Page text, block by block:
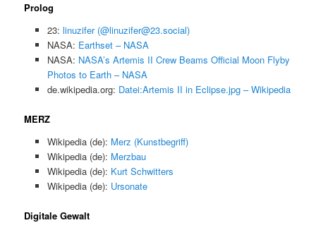
Prolog
23: linuzifer (@linuzifer@23.social)
NASA: Earthset – NASA
NASA: NASA’s Artemis II Crew Beams Official Moon Flyby
Photos to Earth – NASA
de.wikipedia.org: Datei:Artemis II in Eclipse.jpg – Wikipedia
MERZ
Wikipedia (de): Merz (Kunstbegriff)
Wikipedia (de): Merzbau
Wikipedia (de): Kurt Schwitters
Wikipedia (de): Ursonate
Digitale Gewalt